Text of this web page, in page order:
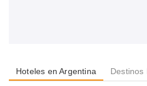
Hoteles en Argentina Destinos